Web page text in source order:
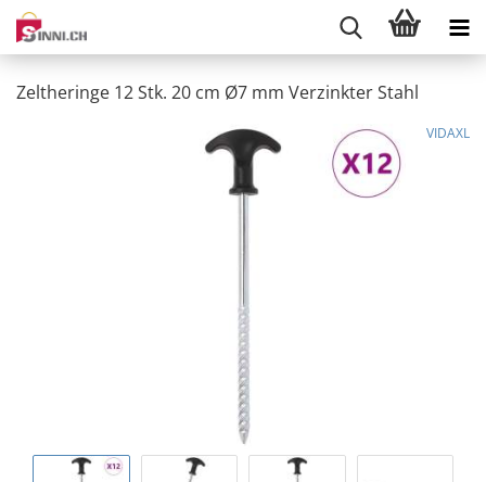
Zeltheringe 12 Stk. 20 cm Ø7 mm Verzinkter Stahl
VIDAXL